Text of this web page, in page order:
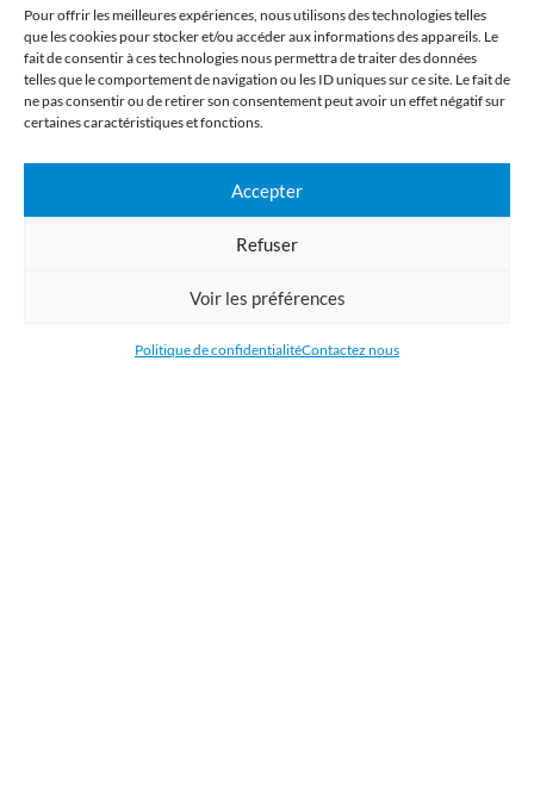
Pour offrir les meilleures expériences, nous utilisons des technologies telles
que les cookies pour stocker et/ou accéder aux informations des appareils. Le
fait de consentir à ces technologies nous permettra de traiter des données
telles que le comportement de navigation ou les ID uniques sur ce site. Le fait de
ne pas consentir ou de retirer son consentement peut avoir un effet négatif sur
certaines caractéristiques et fonctions.
Accepter
Refuser
Voir les préférences
Politique de confidentialitéContactez nous
Imprimerie numérique grand format
entreprise. Nous imprimons : bâche, tissu, film adhésive, drapeau,
Belgique, aux Pays-Bas et au Luxembourg et dans la plupart des pays de